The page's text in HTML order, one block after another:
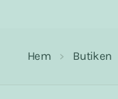
Hem Butiken